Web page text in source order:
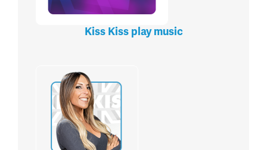
Kiss Kiss play music